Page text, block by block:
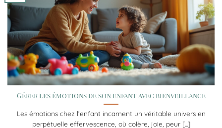
Gérer les émotions de son enfant avec bienveillance
Les émotions chez l’enfant incarnent un véritable univers en
perpétuelle effervescence, où colère, joie, peur [...]